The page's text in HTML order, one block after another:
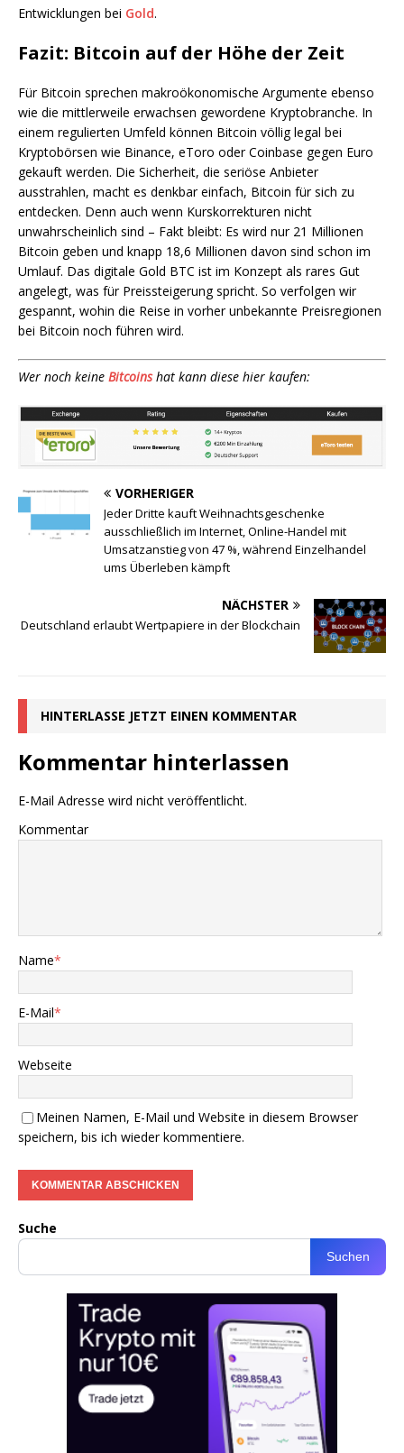
Entwicklungen bei Gold.
Fazit: Bitcoin auf der Höhe der Zeit
Für Bitcoin sprechen makroökonomische Argumente ebenso
wie die mittlerweile erwachsen gewordene Kryptobranche. In
einem regulierten Umfeld können Bitcoin völlig legal bei
Kryptobörsen wie Binance, eToro oder Coinbase gegen Euro
gekauft werden. Die Sicherheit, die seriöse Anbieter
ausstrahlen, macht es denkbar einfach, Bitcoin für sich zu
entdecken. Denn auch wenn Kurskorrekturen nicht
unwahrscheinlich sind – Fakt bleibt: Es wird nur 21 Millionen
Bitcoin geben und knapp 18,6 Millionen davon sind schon im
Umlauf. Das digitale Gold BTC ist im Konzept als rares Gut
angelegt, was für Preissteigerung spricht. So verfolgen wir
gespannt, wohin die Reise in vorher unbekannte Preisregionen
bei Bitcoin noch führen wird.
Wer noch keine Bitcoinshat kann diese hier kaufen:
VORHERIGER
Jeder Dritte kauft Weihnachtsgeschenke
ausschließlich im Internet, Online-Handel mit
Umsatzanstieg von 47 %, während Einzelhandel
ums Überleben kämpft
NÄCHSTER
Deutschland erlaubt Wertpapiere in der Blockchain
HINTERLASSE JETZT EINEN KOMMENTAR
Kommentar hinterlassen
E-Mail Adresse wird nicht veröffentlicht.
Kommentar
Name*
E-Mail*
Webseite
Meinen Namen, E-Mail und Website in diesem Browser
speichern, bis ich wieder kommentiere.
Suche
Suchen